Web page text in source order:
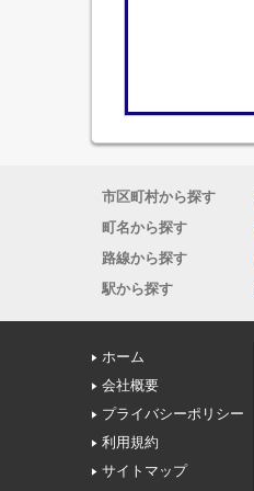
市区町村から探す
町名から探す
路線から探す
駅から探す
ホーム
会社概要
プライバシーポリシー
利用規約
サイトマップ